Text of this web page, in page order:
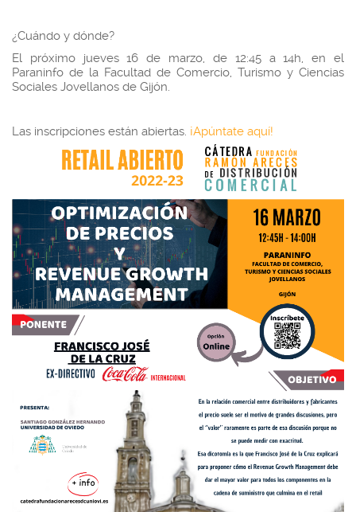
¿Cuándo y dónde?
El próximo jueves 16 de marzo, de 12:45 a 14h, en el
Paraninfo de la Facultad de Comercio, Turismo y Ciencias
Sociales Jovellanos de Gijón.
Las inscripciones están abiertas. ¡Apúntate aquí!